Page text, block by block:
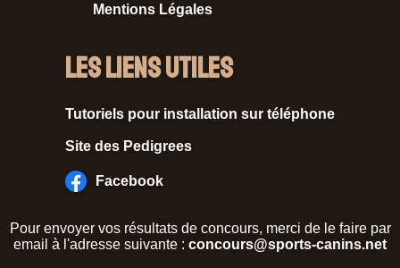
Mentions Légales
Les liens utiles
Tutoriels pour installation sur téléphone
Site des Pedigrees
Facebook
Pour envoyer vos résultats de concours, merci de le faire par
email à l'adresse suivante : concours@sports-canins.net